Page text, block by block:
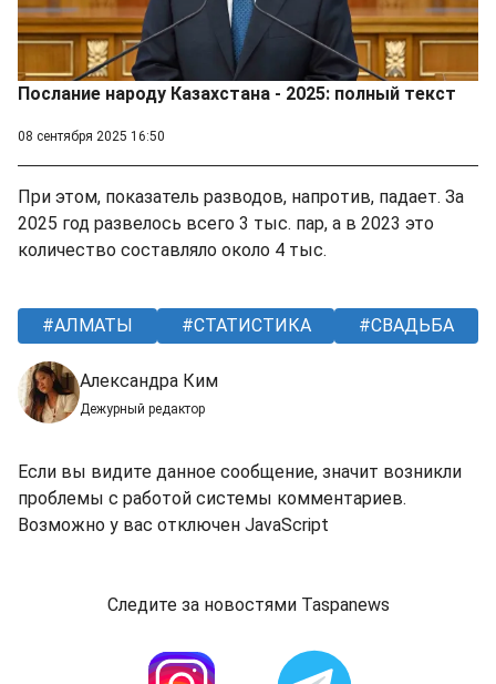
Послание народу Казахстана - 2025: полный текст
08 сентября 2025 16:50
При этом, показатель разводов, напротив, падает. За
2025 год развелось всего 3 тыс. пар, а в 2023 это
количество составляло около 4 тыс.
АЛМАТЫ СТАТИСТИКА СВАДЬБА
Александра Ким
Дежурный редактор
Если вы видите данное сообщение, значит возникли
проблемы с работой системы комментариев.
Возможно у вас отключен JavaScript
Следите за новостями Taspanews